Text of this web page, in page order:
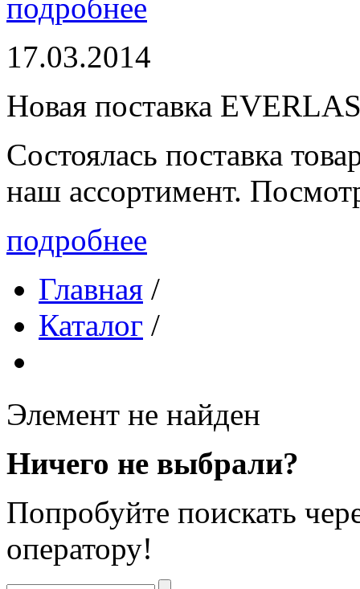
подробнее
17.03.2014
Новая поставка
Состоялась поставка
наш ассортимент.
подробнее
Главная /
Каталог /
Элемент не найден
Ничего не выбрали?
Попробуйте поискать
оператору!